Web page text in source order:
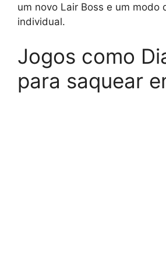
um novo Lair Boss e um modo
individual.
Jogos como
para saquear